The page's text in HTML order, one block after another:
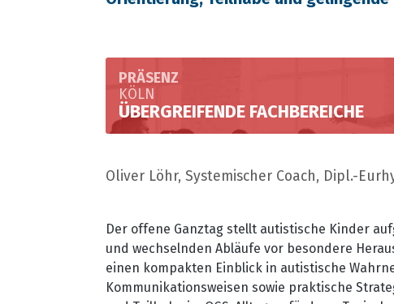
PRÄSENZ
KÖLN
ÜBERGREIFENDE FACHBEREICHE
Oliver Löhr, Systemischer Coach, Dipl.-
Der offene Ganztag stellt autistische Kinder
und wechselnden Abläufe vor besondere
einen kompakten Einblick in autistische
Kommunikationsweisen sowie praktische